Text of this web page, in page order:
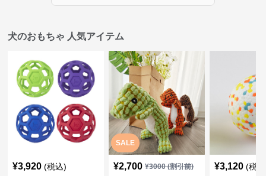
犬のおもちゃ 人気アイテム
¥3,920 (税込)
SALE
¥2,700 ¥3000(割引前) ¥3,120 (税